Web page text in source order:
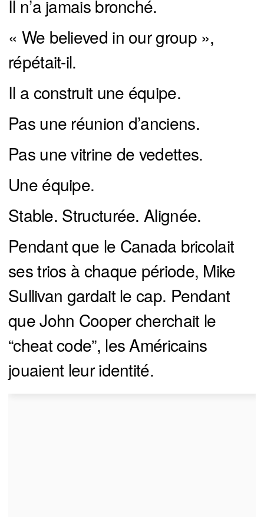
Il n’a jamais bronché.
« We believed in our group »,
répétait-il.
Il a construit une équipe.
Pas une réunion d’anciens.
Pas une vitrine de vedettes.
Une équipe.
Stable. Structurée. Alignée.
Pendant que le Canada bricolait
ses trios à chaque période, Mike
Sullivan gardait le cap. Pendant
que John Cooper cherchait le
“cheat code”, les Américains
jouaient leur identité.